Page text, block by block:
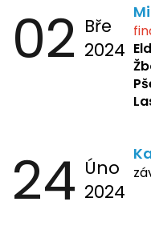
02 Bře
2024
24 Úno
2024